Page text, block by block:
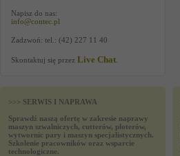
Napisz do nas:
info@contec.pl
Zadzwoń: tel.: (42) 227 11 40
Skontaktuj się przez Live Chat
>>> SERWIS I NAPRAWA
Sprawdź naszą ofertę w zakresie naprawy
maszyn szwalniczych, cutterów, ploterów,
wytwornic pary i maszyn specjalistycznych.
Szkolenie pracowników oraz wsparcie
technologiczne.